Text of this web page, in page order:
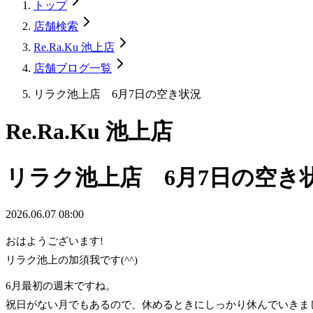
トップ
店舗検索
Re.Ra.Ku 池上店
店舗ブログ一覧
リラク池上店 6月7日の空き状況
Re.Ra.Ku 池上店
リラク池上店 6月7日の空き
2026.06.07 08:00
おはようございます!
リラク池上の加須我です(^^)
6月最初の週末ですね。
祝日がない月でもあるので、休めるときにしっかり休んでいきま